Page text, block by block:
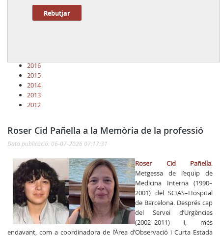
Rebutjar
2022
2016
2015
2014
2013
2012
Roser Cid Pañella a la Memòria de la professió
Data publicació: 06-07-2026 07:17:31
Roser Cid Pañella.
Metgessa de l’equip de
Medicina Interna (1990–
2001) del SCIAS–Hospital
de Barcelona. Després cap
del Servei d’Urgències
(2002–2011) i, més
endavant, com a coordinadora de l’Àrea d’Observació i Curta Estada